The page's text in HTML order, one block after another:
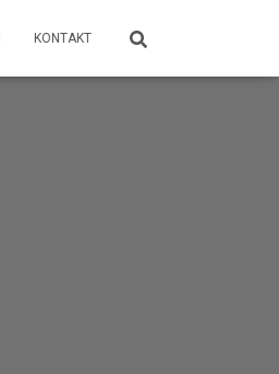
KONTAKT